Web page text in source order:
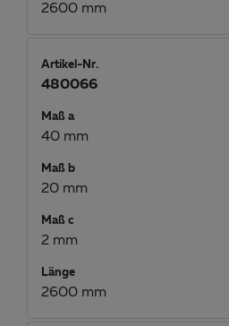
2600 mm
Artikel-Nr.
480066
Maß a
40 mm
Maß b
20 mm
Maß c
2 mm
Länge
2600 mm